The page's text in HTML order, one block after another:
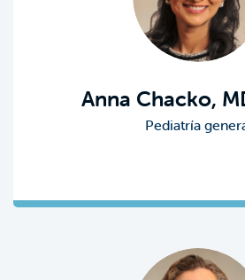
Anna Chacko,
Pediatría